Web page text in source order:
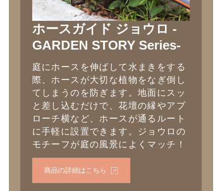
ホースガイド ジョウロ -
GARDEN STORY Series-
庭にホースを伸ばして水まきをする
際、ホースが大切な植物をなぎ倒し
てしまうのを防ぎます。地面にスッ
と差し込むだけで、花壇の縁やアプ
ローチ横など、ホースが通るルート
に手軽に設置できます。ジョウロの
モチーフが庭の風景によくマッチ！
商品の詳細はこちら